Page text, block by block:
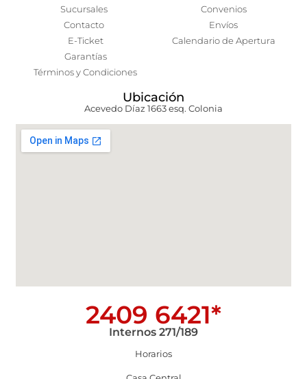
Sucursales
Contacto
E-Ticket
Garantías
Términos y Condiciones
Convenios
Envíos
Calendario de Apertura
Ubicación
Acevedo Díaz 1663 esq. Colonia
2409 6421*
Internos 271/189
Horarios